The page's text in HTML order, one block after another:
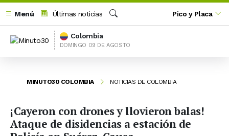
Menú
Últimas noticias
Buscar
Pico y Placa
Colombia
DOMINGO 09 DE AGOSTO
MINUTO30 COLOMBIA NOTICIAS DE COLOMBIA
¡Cayeron con drones y llovieron balas!
Ataque de disidencias a estación de